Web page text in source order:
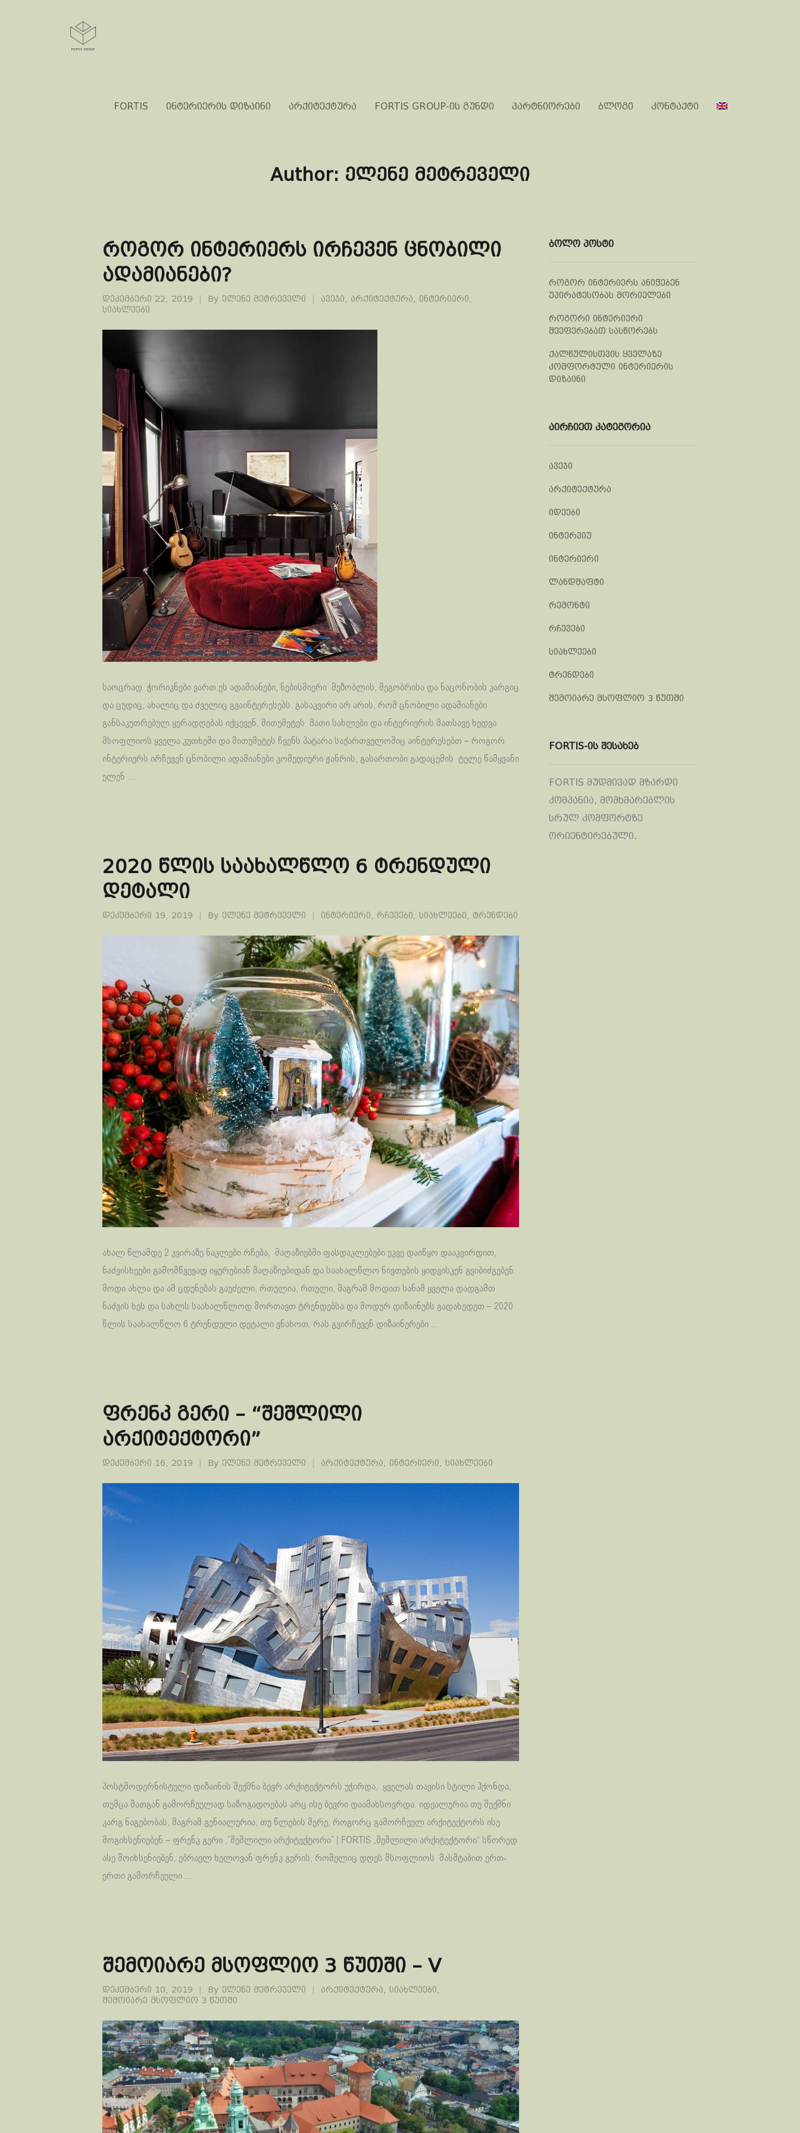
FORTIS ინტერიერის დიზაინი არქიტექტურა FORTIS GROUP-ის გუნდი პარტნიორები ბლოგი კონტაქტი
Author: ელენე მეტრეველი
როგორ ინტერიერს ირჩევენ ცნობილი
ადამიანები?
დეკემბერი 22, 2019 By ელენე მეტრეველი ავეჯი არქიტექტურა ინტერიერი
სიახლეები
საოცრად ჭორიკნები ვართ ეს ადამიანები, ნებისმიერი მეზობლის, მეგობრისა და ნაცონობის კარგიც
და ცუდიც, ახალიც და ძველიც გვაინტერესებს. გასაკვირი არ არის, რომ ცნობილი ადამიანები
განსაკუთრებულ ყურადღებას იქცევენ, მითუმეტეს მათი სახლები და ინტერიერის მათსავე ხედვა
მსოფლიოს ყველა კუთხეში და მითუმეტეს ჩვენს პატარა საქართველოშიც აინტერესებთ – როგორ
ინტერიერს ირჩევენ ცნობილი ადამიანები კომედიური ჟანრის, გასართობი გადაცემის ტელე წამყვანი
ელენ …
2020 წლის საახალწლო 6 ტრენდული
დეტალი
დეკემბერი 19, 2019 By ელენე მეტრეველი ინტერიერი რჩევები სიახლეები ტრენდები
ახალ წლამდე 2 კვირაზე ნაკლები რჩება, მაღაზიებში ფასდაკლებები უკვე დაიწყო დააკვირდით,
ნაძვისხეები გამომწვევად იყურებიან მაღაზიებიდან და საახალწლო ნივთების ყიდვისკენ გვიბიძგებენ.
მოდი ახლა და ამ ცდუნებას გაუძელი, რთულია, რთული, მაგრამ მოდით სანამ ყველა დადგამთ
ნაძვის ხეს და სახლს საახალწლოდ მორთავთ ტრენდებსა და მოდურ დიზაინებს გადახედეთ – 2020
წლის საახალწლო 6 ტრენდული დეტალი ვნახოთ, რას გვირჩევენ დიზაინერები …
ფრენკ გერი – “შეშლილი
არქიტექტორი”
დეკემბერი 16, 2019 By ელენე მეტრეველი არქიტექტურა ინტერიერი სიახლეები
პოსტმოდერნისტული დიზაინის შექმნა ბევრ არქიტექტორს უჭირდა, ყველას თავისი სტილი ჰქონდა,
თუმცა მათგან გამორჩეულად საზოგადოებას არც ისე ბევრი დაამახსოვრდა. იდეალურია თუ შექმნი
კარგ ნაგებობას, მაგრამ გენიალურია, თუ წლების მერე, როგორც გამორჩეულ არქიტექტორს ისე
მოგიხსენიებენ – ფრენკ გერი ,”შეშლილი არქიტექტორი” | FORTIS „შეშლილი არქიტექტორი“ სწორედ
ასე მოიხსენიებენ, ებრაელ ხელოვან ფრენკ გერის, რომელიც დღეს მსოფლიოს მასშტაბით ერთ-
ერთი გამორჩეული …
შემოიარე მსოფლიო 3 წუთში – V
დეკემბერი 10, 2019 By ელენე მეტრეველი არქიტექტურა სიახლეები
შემოიარე მსოფლიო 3 წუთში
ბოლო პოსტი
როგორ ინტერიერს ანიჭებენ
უპირატესობას მორიელები
როგორი ინტერიერი
შეეფერებათ სასწორებს
ქალწულისთვის ყველაზე
კომფორტული ინტერიერის
დიზაინი
აირჩიეთ კატეგორია
ავეჯი
არქიტექტურა
იდეები
ინტერვიუ
ინტერიერი
ლანდშაფტი
რემონტი
რჩევები
სიახლეები
ტრენდები
შემოიარე მსოფლიო 3 წუთში
FORTIS-ის შესახებ
FORTIS მუდმივად მზარდი
კომპანია, მომხმარებლის
სრულ კომფორტზე
ორიენტირებული.